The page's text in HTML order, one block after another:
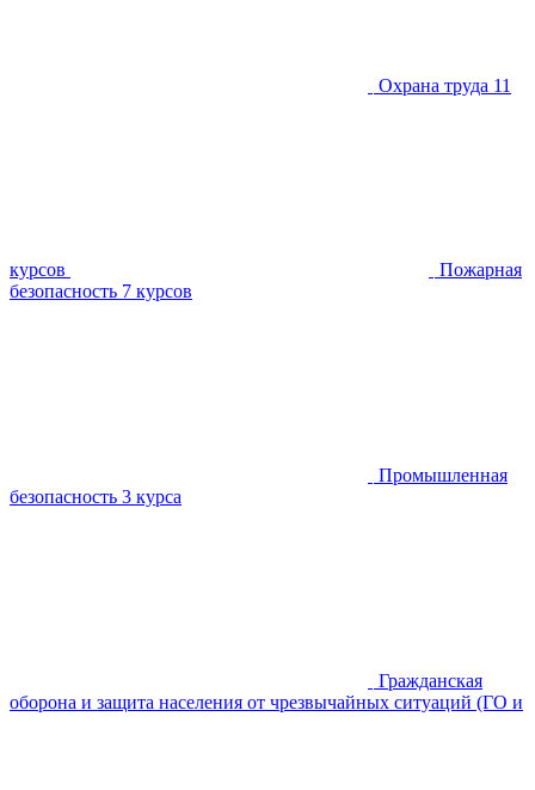
Охрана труда 11
курсов
Пожарная
безопасность 7 курсов
Промышленная
безопасность 3 курса
Гражданская
оборона и защита населения от чрезвычайных ситуаций (ГО и